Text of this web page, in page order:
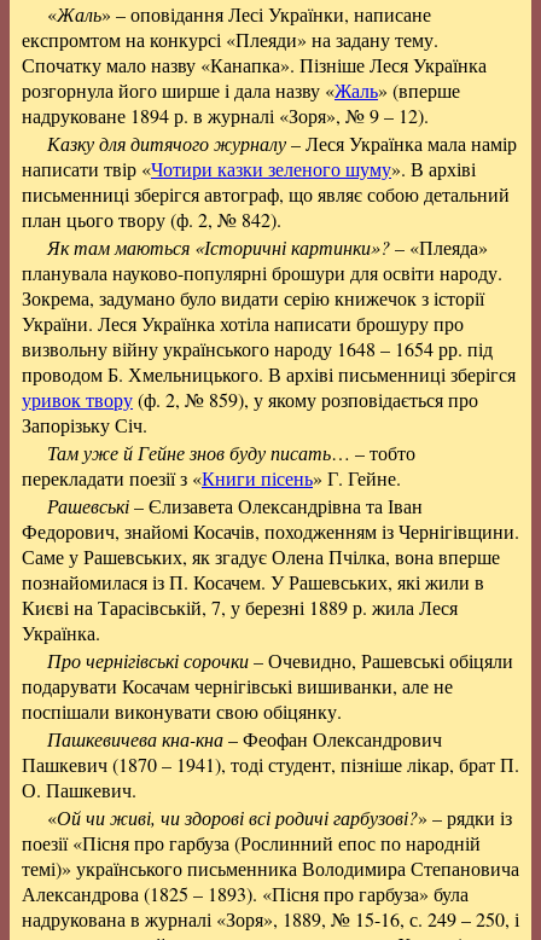
«Жаль» – оповідання Лесі Українки, написане
експромтом на конкурсі «Плеяди» на задану тему.
Спочатку мало назву «Канапка». Пізніше Леся Українка
розгорнула його ширше і дала назву «Жаль» (вперше
надруковане 1894 р. в журналі «Зоря», № 9 – 12).
Казку для дитячого журналу– Леся Українка мала намір
написати твір «Чотири казки зеленого шуму». В архіві
письменниці зберігся автограф, що являє собою детальний
план цього твору (ф. 2, № 842).
Як там маються «Історичні картинки»?– «Плеяда»
планувала науково-популярні брошури для освіти народу.
Зокрема, задумано було видати серію книжечок з історії
України. Леся Українка хотіла написати брошуру про
визвольну війну українського народу 1648 – 1654 рр. під
проводом Б. Хмельницького. В архіві письменниці зберігся
уривок твору(ф. 2, № 859), у якому розповідається про
Запорізьку Січ.
Там уже й Гейне знов буду писать… – тобто
перекладати поезії з «Книги пісень» Г. Гейне.
Рашевські– Єлизавета Олександрівна та Іван
Федорович, знайомі Косачів, походженням із Чернігівщини.
Саме у Рашевських, як згадує Олена Пчілка, вона вперше
познайомилася із П. Косачем. У Рашевських, які жили в
Києві на Тарасівській, 7, у березні 1889 р. жила Леся
Українка.
Про чернігівські сорочки– Очевидно, Рашевські обіцяли
подарувати Косачам чернігівські вишиванки, але не
поспішали виконувати свою обіцянку.
Пашкевичева кна-кна– Феофан Олександрович
Пашкевич (1870 – 1941), тоді студент, пізніше лікар, брат П.
О. Пашкевич.
«Ой чи живі, чи здорові всі родичі гарбузові?» – рядки із
поезії «Пісня про гарбуза (Рослинний епос по народній
темі)» українського письменника Володимира Степановича
Александрова (1825 – 1893). «Пісня про гарбуза» була
надрукована в журналі «Зоря», 1889, № 15-16, с. 249 – 250, і